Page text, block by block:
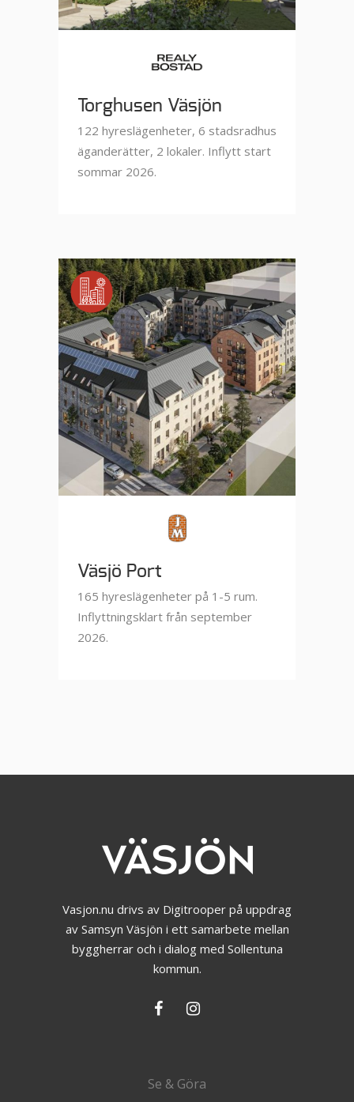
Torghusen Väsjön
122 hyreslägenheter, 6 stadsradhus
äganderätter, 2 lokaler. Inflytt start
sommar 2026.
Väsjö Port
165 hyreslägenheter på 1-5 rum.
Inflyttningsklart från september
2026.
Vasjon.nu drivs av Digitrooper på uppdrag
av Samsyn Väsjön i ett samarbete mellan
byggherrar och i dialog med Sollentuna
kommun.
Se & Göra